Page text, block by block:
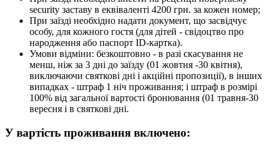
security заставу в еквіваленті 4200 грн. за кожен номер;
При заїзді необхідно надати документ, що засвідчує
особу, для кожного гостя (для дітей - свідоцтво про
народження або паспорт ID-картка).
Умови відміни: безкоштовно - в разі скасування не
менш, ніж за 3 дні до заїзду (01 жовтня -30 квітня),
виключаючи святкові дні і акційні пропозиції), в інших
випадках - штраф 1 ніч проживання; і штраф в розмірі
100% від загальної вартості бронювання (01 травня-30
вересня і в святкові дні.
У вартість проживання включено: